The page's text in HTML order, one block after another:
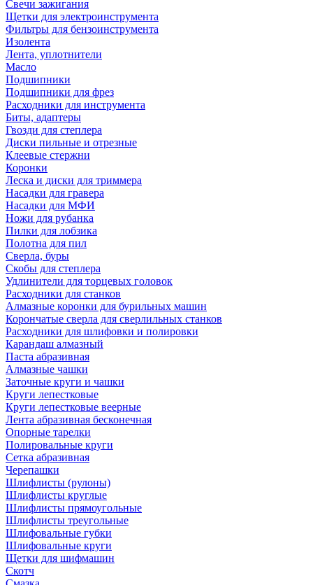
Свечи зажигания
Щетки для электроинструмента
Фильтры для бензоинструмента
Изолента
Лента, уплотнители
Масло
Подшипники
Подшипники для фрез
Расходники для инструмента
Биты, адаптеры
Гвозди для степлера
Диски пильные и отрезные
Клеевые стержни
Коронки
Леска и диски для триммера
Насадки для гравера
Насадки для МФИ
Ножи для рубанка
Пилки для лобзика
Полотна для пил
Сверла, буры
Скобы для степлера
Удлинители для торцевых головок
Расходники для станков
Алмазные коронки для бурильных машин
Корончатые сверла для сверлильных станков
Расходники для шлифовки и полировки
Карандаш алмазный
Паста абразивная
Алмазные чашки
Заточные круги и чашки
Круги лепестковые
Круги лепестковые веерные
Лента абразивная бесконечная
Опорные тарелки
Полировальные круги
Сетка абразивная
Черепашки
Шлифлисты (рулоны)
Шлифлисты круглые
Шлифлисты прямоугольные
Шлифлисты треугольные
Шлифовальные губки
Шлифовальные круги
Щетки для шифмашин
Скотч